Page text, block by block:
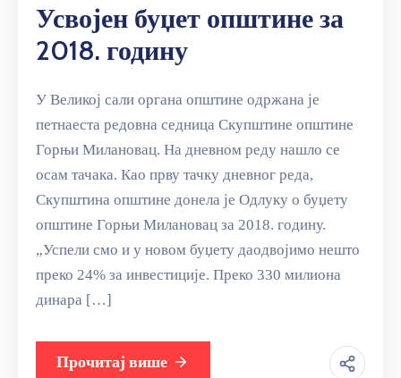
Усвојен буџет општине за
2018. годину
У Великој сали органа општине одржана је
петнаеста редовна седница Скупштине општине
Горњи Милановац. На дневном реду нашло се
осам тачака. Као прву тачку дневног реда,
Скупштина општине донела је Одлуку о буџету
општине Горњи Милановац за 2018. годину.
„Успели смо и у новом буџету даодвојимо нешто
преко 24% за инвестиције. Преко 330 милиона
динара […]
Прочитај више